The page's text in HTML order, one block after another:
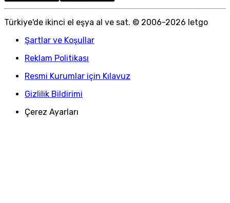
Türkiye'de ikinci el eşya al ve sat. © 2006-2026 letgo
Şartlar ve Koşullar
Reklam Politikası
Resmi Kurumlar için Kılavuz
Gizlilik Bildirimi
Çerez Ayarları